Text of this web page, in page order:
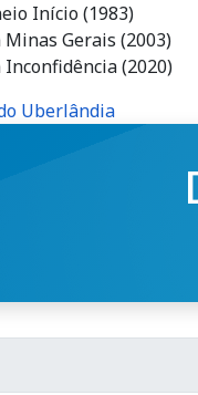
Início (1983)
Minas Gerais (2003)
Inconfidência (2020)
Uberlândia